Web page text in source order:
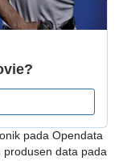
pada Opendata
produsen data pada